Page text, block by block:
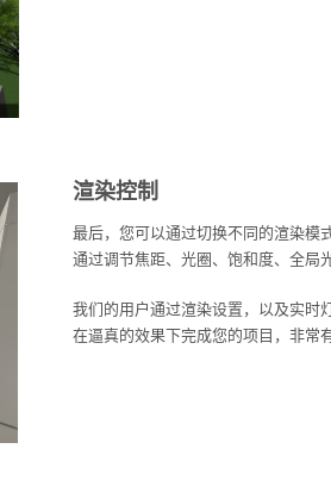
渲染控制
最后，您可以通过切换不同的渲染模
通过调节焦距、光圈、饱和度、全局
我们的用户通过渲染设置，以及实时
在逼真的效果下完成您的项目，非常